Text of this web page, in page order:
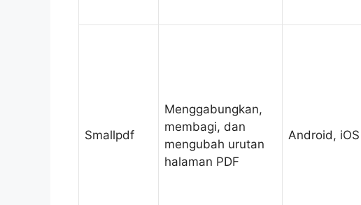
Smallpdf
Menggabungkan,
membagi, dan
mengubah urutan
halaman PDF
Android, iOS